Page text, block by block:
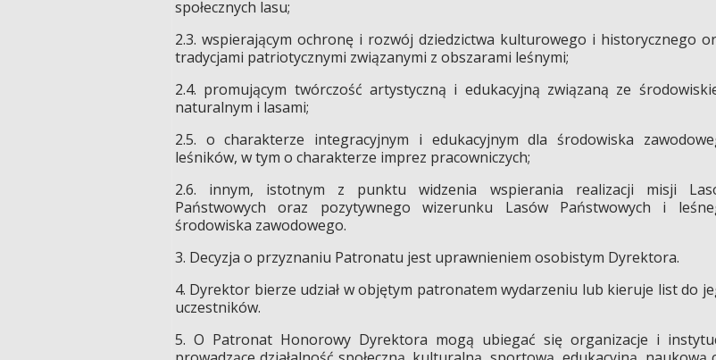
społecznych lasu;
2.3. wspierającym ochronę i rozwój dziedzictwa kulturowego i historycznego
tradycjami patriotycznymi związanymi z obszarami leśnymi;
2.4. promującym twórczość artystyczną i edukacyjną związaną ze
naturalnym i lasami;
2.5. o charakterze integracyjnym i edukacyjnym dla środowiska
leśników, w tym o charakterze imprez pracowniczych;
2.6. innym, istotnym z punktu widzenia wspierania realizacji misji
Państwowych oraz pozytywnego wizerunku Lasów Państwowych i
środowiska zawodowego.
3. Decyzja o przyznaniu Patronatu jest uprawnieniem osobistym Dyrektora.
4. Dyrektor bierze udział w objętym patronatem wydarzeniu lub kieruje list do
uczestników.
5. O Patronat Honorowy Dyrektora mogą ubiegać się organizacje i